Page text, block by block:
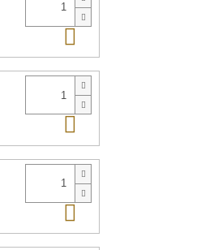
Do košíku
Do košíku